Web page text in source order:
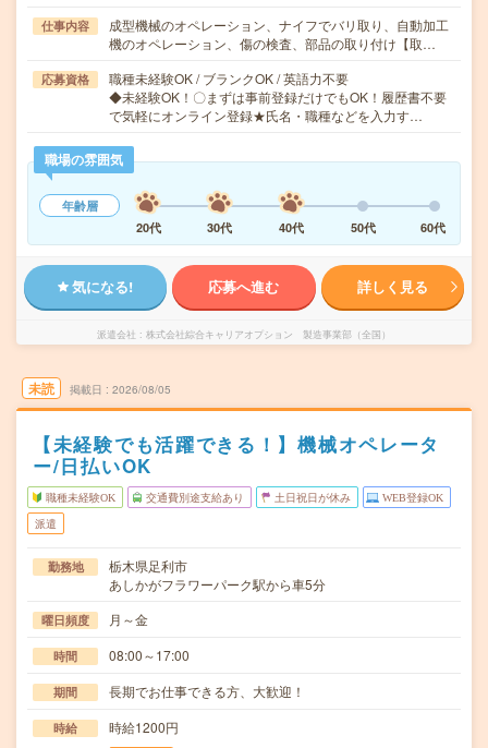
仕事内容
成型機械のオペレーション、ナイフでバリ取り、自動加工
機のオペレーション、傷の検査、部品の取り付け【取…
応募資格
職種未経験OK / ブランクOK / 英語力不要
◆未経験OK！〇まずは事前登録だけでもOK！履歴書不要
で気軽にオンライン登録★氏名・職種などを入力す…
職場の雰囲気
年齢層
20代
30代 40代 50代 60代
気になる! 応募へ進む 詳しく見る
派遣会社 株式会社綜合キャリアオプション 製造事業部（全国）
未読 掲載日 2026/08/05
【未経験でも活躍できる！】機械オペレータ
ー/日払いOK
職種未経験OK 交通費別途支給あり 土日祝日が休み WEB登録OK
派遣
勤務地
栃木県足利市
あしかがフラワーパーク駅から車5分
曜日頻度 月～金
時間 08:00～17:00
期間 長期でお仕事できる方、大歓迎！
時給 時給1200円